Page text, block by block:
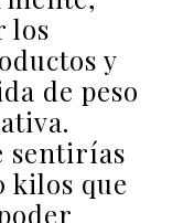
los
y
de peso
sentirías
kilos que